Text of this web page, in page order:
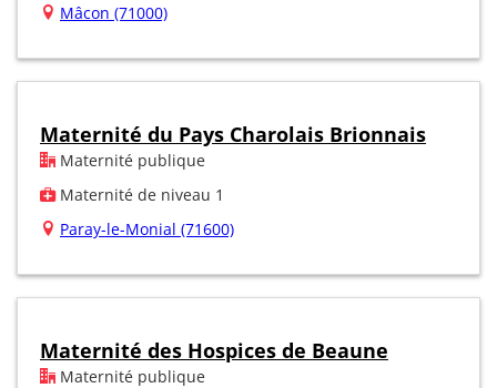
Mâcon (71000)
Maternité du Pays Charolais Brionnais
Maternité publique
Maternité de niveau 1
Paray-le-Monial (71600)
Maternité des Hospices de Beaune
Maternité publique